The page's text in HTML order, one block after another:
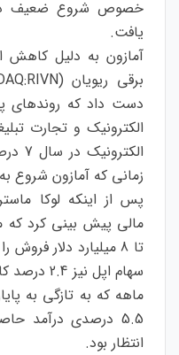
یافت.
آمازون به دلیل کاهش
دست داد که روندهای
الکترونیک و تجارت
زمانی که آمازون شروع
مالی پیش بینی کرد که
تا 8 میلیارد دلار
سهام اپل
ماهه که به تازگی به
5.5 درصدی درآمد
انتظار بود.